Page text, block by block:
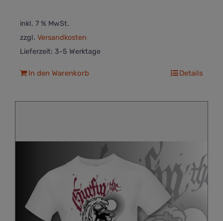
inkl. 7 % MwSt.
zzgl. Versandkosten
Lieferzeit: 3-5 Werktage
In den Warenkorb Details